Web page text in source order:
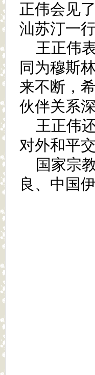
正伟会见
汕苏汀一行
王正伟
同为穆斯
来不断，
伙伴关系
王正伟
对外和平
国家宗
良、中国